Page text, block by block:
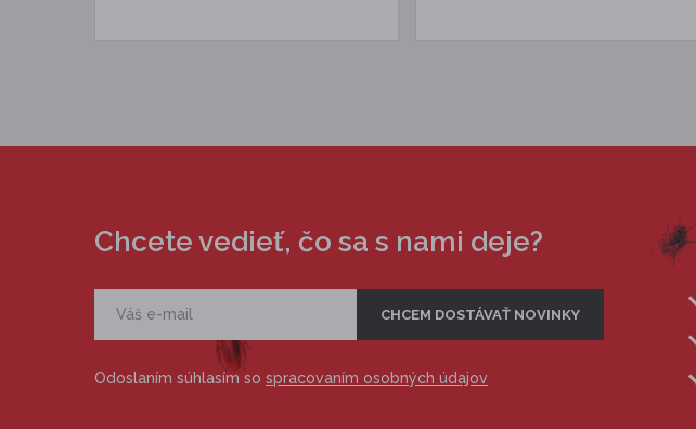
Chcete vedieť, čo sa s nami deje?
Odoslaním súhlasím so spracovaním osobných údajov